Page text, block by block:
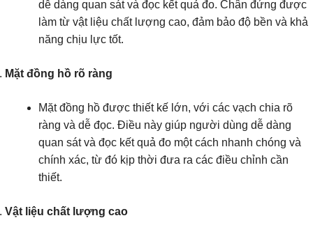
dễ dàng quan sát và đọc kết quả đo. Chân đứng được
làm từ vật liệu chất lượng cao, đảm bảo độ bền và khả
năng chịu lực tốt.
Mặt đồng hồ rõ ràng
Mặt đồng hồ được thiết kế lớn, với các vạch chia rõ
ràng và dễ đọc. Điều này giúp người dùng dễ dàng
quan sát và đọc kết quả đo một cách nhanh chóng và
chính xác, từ đó kịp thời đưa ra các điều chỉnh cần
thiết.
Vật liệu chất lượng cao